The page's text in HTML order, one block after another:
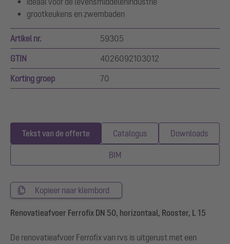
grootkeukens en zwembaden
Artikel nr. 59305
GTIN 4026092103012
Korting groep 70
Tekst van de offerte Catalogus Downloads
BIM
Kopieer naar klembord
Renovatieafvoer Ferrofix DN 50, horizontaal, Rooster, L 15
De renovatieafvoer Ferrofix van rvs is uitgerust met een